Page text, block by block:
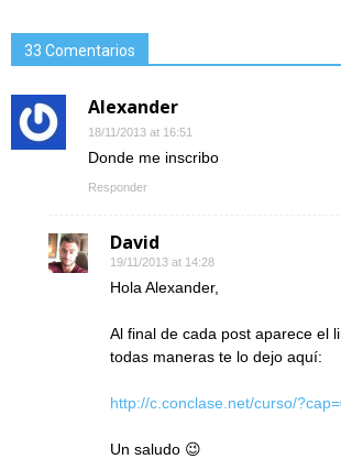
33 Comentarios
Alexander
18/11/2013 at 16:51
Donde me inscribo
Responder
David
19/11/2013 at 14:28
Hola Alexander,
Al final de cada post aparece el
todas maneras te lo dejo aquí:
http://c.conclase.net/curso/
Un saludo 😉